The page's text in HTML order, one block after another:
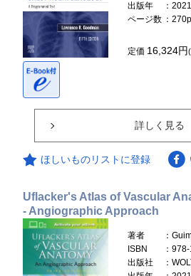
出版年
：
ページ数 ：
定価 16,324円
詳しく見る
ほしいものリストに登録
Uflacker's Atlas of Vascular
- Angiographic Approach
著者
：
ISBN
：
出版社
：